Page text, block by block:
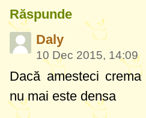
Răspunde
Daly
10 Dec 2015, 14:09
Dacă amesteci
nu mai este densa